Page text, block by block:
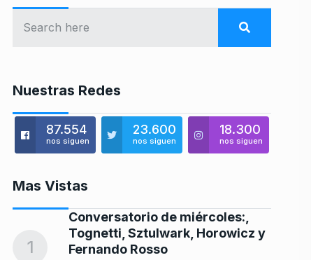
Nuestras Redes
87.554
nos siguen
23.600
nos siguen
18.300
nos siguen
Mas Vistas
1
Conversatorio de miércoles:,
Tognetti, Sztulwark, Horowicz y
Fernando Rosso